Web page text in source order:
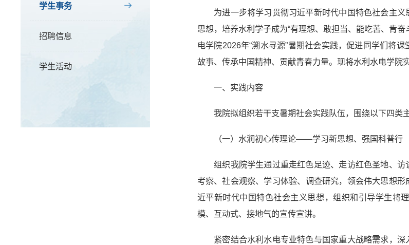
学生事务
招聘信息
学生活动
为进一步将学习贯彻习近平新时代中国特色社会主
思想，培养水利学子成为“有理想、敢担当、能吃苦、肯
电学院2026年“溯水寻源”暑期社会实践，促进同学们将
故事、传承中国精神、贡献青春力量。现将水利水电学院
一、实践内容
我院拟组织若干支暑期社会实践队伍，围绕以下四类
（一）水润初心传理论——学习新思想、强国科普行
组织我院学生通过重走红色足迹、走访红色圣地、
考察、社会观察、学习体验、调查研究，领会伟大思想
近平新时代中国特色社会主义思想，组织和引导学生将
模、互动式、接地气的宣传宣讲。
紧密结合水利水电专业特色与国家重大战略需求，